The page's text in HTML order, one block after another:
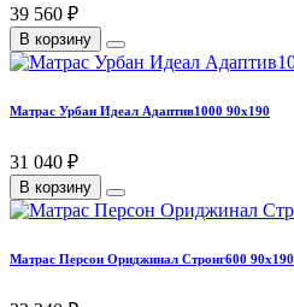
39 560 ₽
В корзину
Матрас Урбан Идеал Адаптив1000 90х190
31 040 ₽
В корзину
Матрас Персон Ориджинал Стронг600 90х190